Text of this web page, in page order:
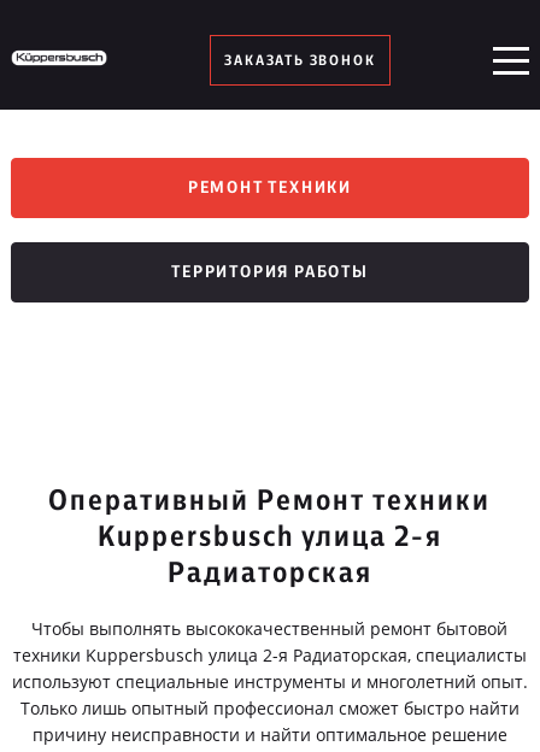
ЗАКАЗАТЬ ЗВОНОК
РЕМОНТ ТЕХНИКИ
ТЕРРИТОРИЯ РАБОТЫ
Оперативный Ремонт техники
Kuppersbusch улица 2-я
Радиаторская
Чтобы выполнять высококачественный ремонт бытовой
техники Kuppersbusch улица 2-я Радиаторская, специалисты
используют специальные инструменты и многолетний опыт.
Только лишь опытный профессионал сможет быстро найти
причину неисправности и найти оптимальное решение